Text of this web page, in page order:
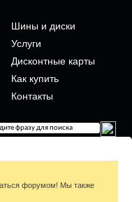
Шины и диски
Услуги
Дисконтные карты
Как купить
Контакты
форумом! Мы также